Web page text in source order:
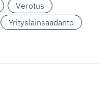
Verotus
Yrityslainsäädäntö